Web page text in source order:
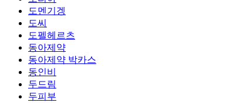
도멘기겡
도씨
도펠헤르츠
동아제약
동아제약 박카스
동인비
두드림
두피부